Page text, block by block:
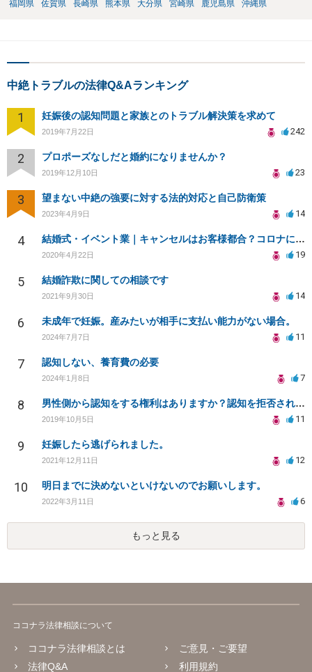
福岡県
佐賀県 長崎県 熊本県 大分県 宮崎県 鹿児島県 沖縄県
中絶トラブルの法律Q&Aランキング
1 妊娠後の認知問題と家族とのトラブル解決策を求めて
2019年7月22日 242
2 プロポーズなしだと婚約になりませんか？
2019年12月10日 23
3 望まない中絶の強要に対する法的対応と自己防衛策
2023年4月9日 14
4 結婚式・イベント業｜キャンセルはお客様都合？コロナによる結婚式キャンセルのトラブル対処（編集部投稿）
2020年4月22日 19
5 結婚詐欺に関しての相談です
2021年9月30日 14
6 未成年で妊娠。産みたいが相手に支払い能力がない場合。
2024年7月7日 11
7 認知しない、養育費の必要
2024年1月8日 7
8 男性側から認知をする権利はありますか？認知を拒否され父親になる権利を奪われたら法律問題になりますか？
2019年10月5日 11
9 妊娠したら逃げられました。
2021年12月11日 12
10 明日までに決めないといけないのでお願いします。
2022年3月11日 6
もっと見る
ココナラ法律相談について
ココナラ法律相談とは
法律Q&A
ご意見・ご要望
利用規約